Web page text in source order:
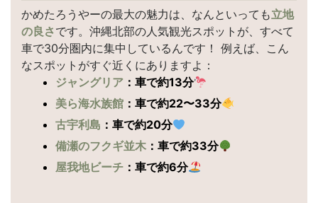
かめたろうやーの最大の魅力は、なんといっても立地
の良さです。沖縄北部の人気観光スポットが、すべて
車で30分圏内に集中しているんです！ 例えば、こん
なスポットがすぐ近くにありますよ：
ジャングリア ：車で約13分
美ら海水族館 ：車で約22〜33分
古宇利島 ：車で約20分
備瀬のフクギ並木 ：車で約33分
屋我地ビーチ ：車で約6分